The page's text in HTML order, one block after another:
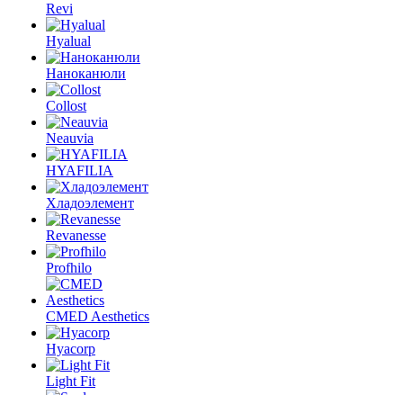
Revi
Hyalual
Наноканюли
Collost
Neauvia
HYAFILIA
Хладоэлемент
Revanesse
Profhilo
CMED Aesthetics
Hyacorp
Light Fit